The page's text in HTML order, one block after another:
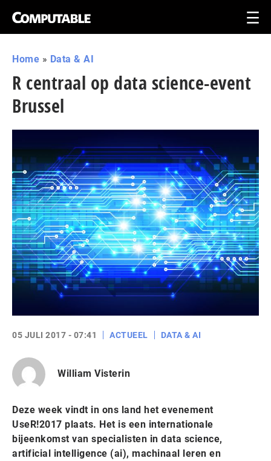
Home » Data & AI
R centraal op data science-event
Brussel
05 JULI 2017 - 07:41 ACTUEEL DATA & AI
William Visterin
Deze week vindt in ons land het evenement
UseR!2017 plaats. Het is een internationale
bijeenkomst van specialisten in data science,
artificial intelligence (ai), machinaal leren en